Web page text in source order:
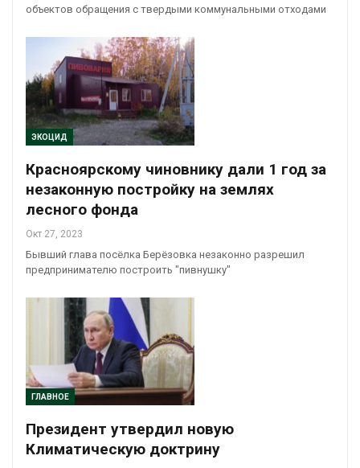
объектов обращения с твердыми коммунальными отходами
ЭКОЦИД
Красноярскому чиновнику дали 1 год за
незаконную постройку на землях
лесного фонда
Окт 27, 2023
Бывший глава посёлка Берёзовка незаконно разрешил
предпринимателю построить "пивнушку"
ГЛАВНОЕ
Президент утвердил новую
Климатическую доктрину